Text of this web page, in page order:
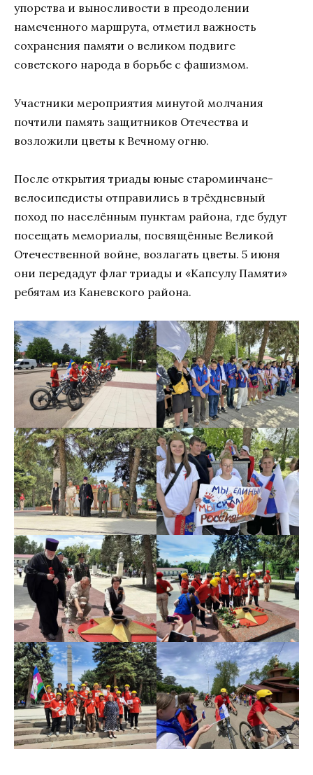
упорства и выносливости в преодолении
намеченного маршрута, отметил важность
сохранения памяти о великом подвиге
советского народа в борьбе с фашизмом.
Участники мероприятия минутой молчания
почтили память защитников Отечества и
возложили цветы к Вечному огню.
После открытия триады юные староминчане-
велосипедисты отправились в трёхдневный
поход по населённым пунктам района, где будут
посещать мемориалы, посвящённые Великой
Отечественной войне, возлагать цветы. 5 июня
они передадут флаг триады и «Капсулу Памяти»
ребятам из Каневского района.